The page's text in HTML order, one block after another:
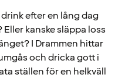
efter en lång dag
kanske släppa loss
I Drammen hittar
och dricka gott i
ställen för en helkväll